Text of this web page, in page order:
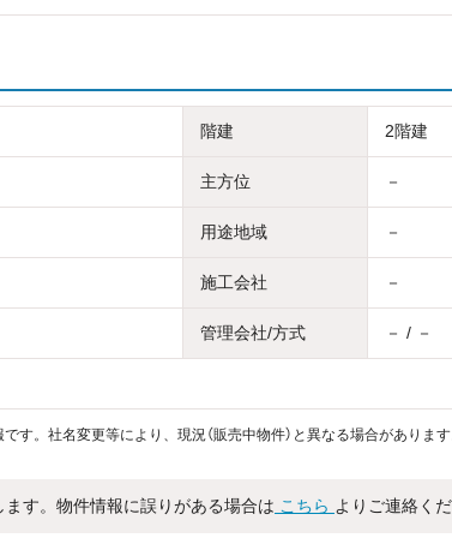
階建 2階建
主方位 －
用途地域 －
施工会社 －
管理会社/方式 － / －
す。社名変更等により、現況（販売中物件）と異なる場合があります
す。物件情報に誤りがある場合は こちら よりご連絡くだ